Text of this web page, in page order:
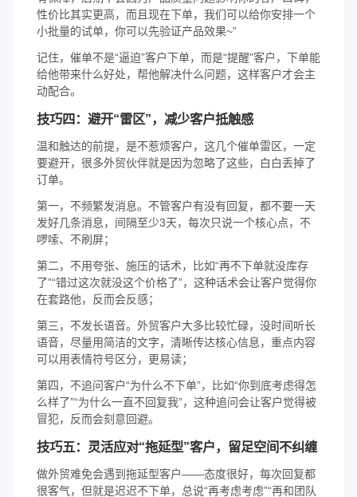
性价比其实更高，而且现在下单，我们可以给你安排一个
小批量的试单，你可以先验证产品效果~”
记住，催单不是“逼迫”客户下单，而是“提醒”客户，下单能
给他带来什么好处，帮他解决什么问题，这样客户才会主
动配合。
技巧四：避开“雷区”，减少客户抵触感
温和触达的前提，是不惹烦客户，这几个催单雷区，一定
要避开，很多外贸伙伴就是因为忽略了这些，白白丢掉了
订单。
第一，不频繁发消息。不管客户有没有回复，都不要一天
发好几条消息，间隔至少3天，每次只说一个核心点，不
啰嗦、不刷屏；
第二，不用夸张、施压的话术，比如“再不下单就没库存
了”“错过这次就没这个价格了”，这种话术会让客户觉得你
在套路他，反而会反感；
第三，不发长语音。外贸客户大多比较忙碌，没时间听长
语音，尽量用简洁的文字，清晰传达核心信息，重点内容
可以用表情符号区分，更易读；
第四，不追问客户“为什么不下单”，比如“你到底考虑得怎
么样了”“为什么一直不回复我”，这种追问会让客户觉得被
冒犯，反而会刻意回避。
技巧五：灵活应对“拖延型”客户，留足空间不纠缠
做外贸难免会遇到拖延型客户——态度很好，每次回复都
很客气，但就是迟迟不下单，总说“再考虑考虑”“再和团队